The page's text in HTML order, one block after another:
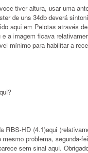
tiver altura, usar uma
de uns 34db deverá
aqui em Pelotas através
a imagem ficava
mínimo para habilitar a
RBS-HD (4.1)aqui
problema, segunda-
sem sinal aqui.